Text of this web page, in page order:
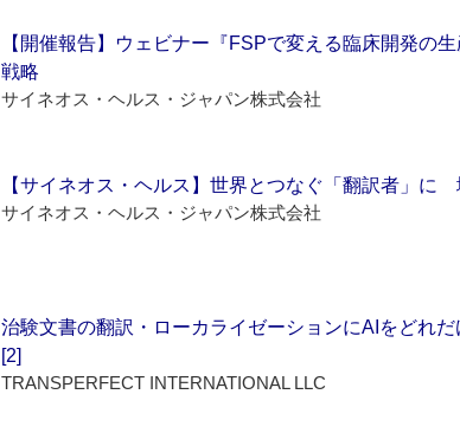
【開催報告】ウェビナー『FSPで変える臨床開発の
戦略
サイネオス・ヘルス・ジャパン株式会社
【サイネオス・ヘルス】世界とつなぐ「翻訳者」に
サイネオス・ヘルス・ジャパン株式会社
治験文書の翻訳・ローカライゼーションにAIをどれ
[2]
TRANSPERFECT INTERNATIONAL LLC